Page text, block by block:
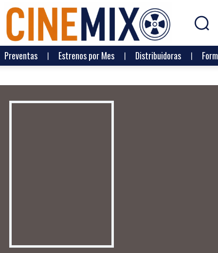
Preventas Estrenos por Mes Distribuidoras